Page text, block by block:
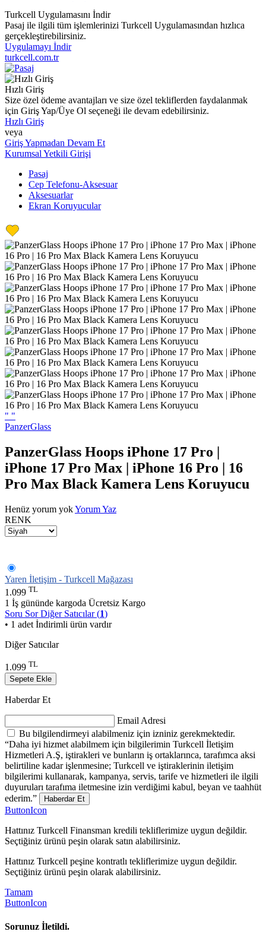
Turkcell Uygulamasını İndir
Pasaj ile ilgili tüm işlemlerinizi Turkcell Uygulamasından hızlıca
gerçekleştirebilirsiniz.
Uygulamayı İndir
turkcell.com.tr
Hızlı Giriş
Size özel ödeme avantajları ve size özel tekliflerden faydalanmak
için Giriş Yap/Üye Ol seçeneği ile devam edebilirsiniz.
Hızlı Giriş
veya
Giriş Yapmadan Devam Et
Kurumsal Yetkili Girişi
Pasaj
Cep Telefonu-Aksesuar
Aksesuarlar
Ekran Koruyucular
" "
PanzerGlass
PanzerGlass Hoops iPhone 17 Pro |
iPhone 17 Pro Max | iPhone 16 Pro | 16
Pro Max Black Kamera Lens Koruyucu
Henüz yorum yokYorum Yaz
RENK
Yaren İletişim - Turkcell Mağazası
1.099 TL
1 İş gününde kargoda Ücretsiz Kargo
Soru SorDiğer Satıcılar (1)
• 1 adet İndirimli ürün vardır
Diğer Satıcılar
1.099 TL
Sepete Ekle
Haberdar Et
Email Adresi
Bu bilgilendirmeyi alabilmeniz için izniniz gerekmektedir.
“Daha iyi hizmet alabilmem için bilgilerimin Turkcell İletişim
Hizmetleri A.Ş, iştirakleri ve bunların iş ortaklarınca, tarafımca aksi
belirtiline kadar işlenmesine; Turkcell ve iştiraklerinin iletişim
bilgilerimi kullanarak, kampanya, servis, tarife ve hizmetleri ile ilgili
duyuruları tarafıma iletmesine izin verdiğimi kabul, beyan ve taahhüt
ederim.”
Haberdar Et
ButtonIcon
Hattınız Turkcell Finansman kredili tekliflerimize uygun değildir.
Seçtiğiniz ürünü peşin olarak satın alabilirsiniz.
Hattınız Turkcell peşine kontratlı tekliflerimize uygun değildir.
Seçtiğiniz ürünü peşin olarak alabilirsiniz.
Tamam
ButtonIcon
Sorunuz İletildi.